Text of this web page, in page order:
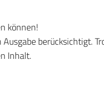
können!
berücksichtigt.
Inhalt.